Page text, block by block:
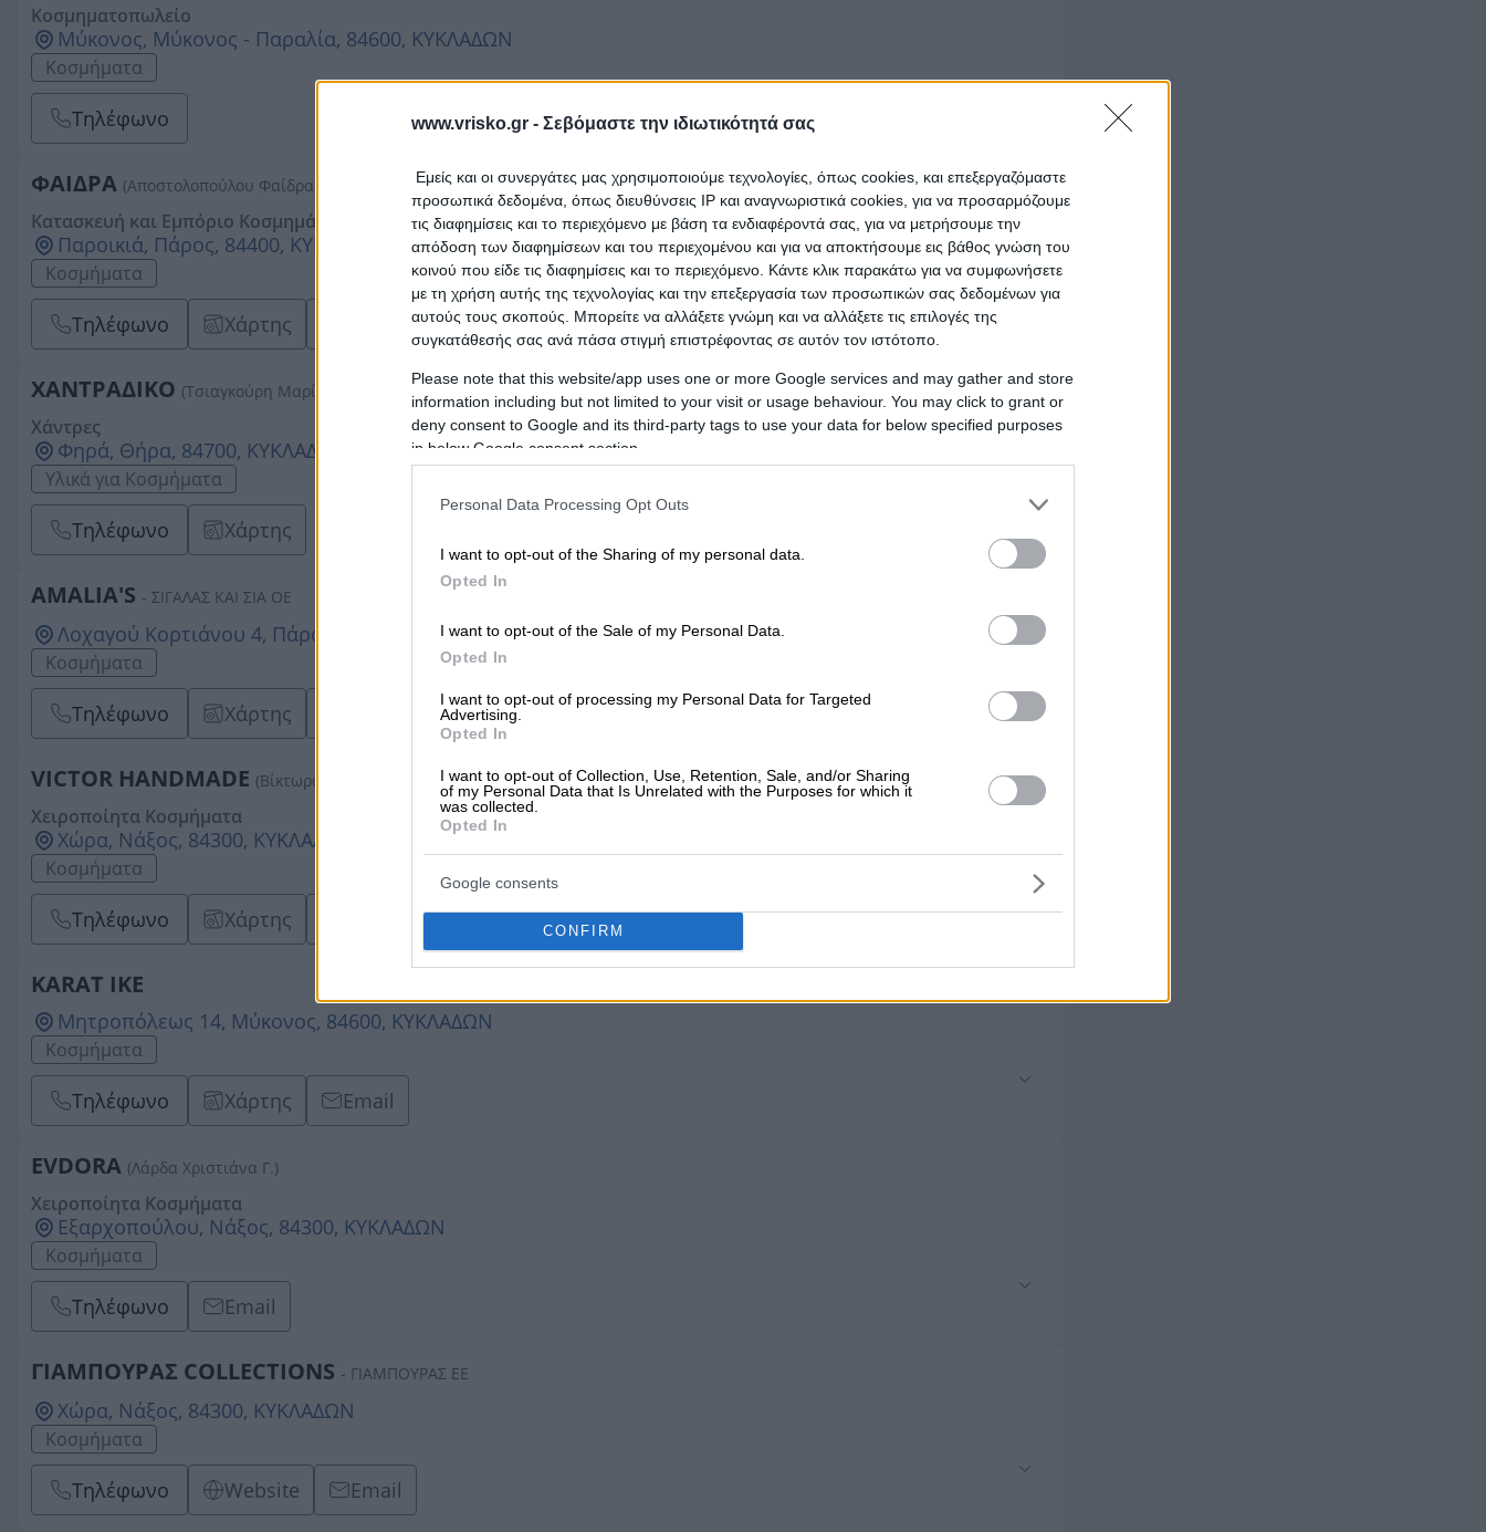
www.vrisko.gr - Σεβόμαστε την ιδιωτικότητά σας
Εμείς και οι συνεργάτες μας χρησιμοποιούμε τεχνολογίες, όπως cookies, και επεξεργαζόμαστε
προσωπικά δεδομένα, όπως διευθύνσεις IP και αναγνωριστικά cookies, για να προσαρμόζουμε
τις διαφημίσεις και το περιεχόμενο με βάση τα ενδιαφέροντά σας, για να μετρήσουμε την
απόδοση των διαφημίσεων και του περιεχομένου και για να αποκτήσουμε εις βάθος γνώση του
κοινού που είδε τις διαφημίσεις και το περιεχόμενο. Κάντε κλικ παρακάτω για να συμφωνήσετε
με τη χρήση αυτής της τεχνολογίας και την επεξεργασία των προσωπικών σας δεδομένων για
αυτούς τους σκοπούς. Μπορείτε να αλλάξετε γνώμη και να αλλάξετε τις επιλογές της
συγκατάθεσής σας ανά πάσα στιγμή επιστρέφοντας σε αυτόν τον ιστότοπο.
Please note that this website/app uses one or more Google services and may gather and store
information including but not limited to your visit or usage behaviour. You may click to grant or
deny consent to Google and its third-party tags to use your data for below specified purposes
in below Google consent section.
Personal Data Processing Opt Outs
I want to opt-out of the Sharing of my personal data.
Opted In
I want to opt-out of the Sale of my Personal Data.
Opted In
I want to opt-out of processing my Personal Data for Targeted
Advertising.
Opted In
I want to opt-out of Collection, Use, Retention, Sale, and/or Sharing
of my Personal Data that Is Unrelated with the Purposes for which it
was collected.
Opted In
Google consents
CONFIRM
Κοσμηματοπωλείο
Μύκονος, Μύκονος - Παραλία, 84600, ΚΥΚΛΑΔΩΝ
Κοσμήματα
Τηλέφωνο
ΦΑΙΔΡΑ (Αποστολοπούλου Φαίδρα Κ.)
Κατασκευή και Εμπόριο Κοσμημάτων
Παροικιά, Πάρος, 84400, ΚΥΚΛΑΔΩΝ
Κοσμήματα
Τηλέφωνο Χάρτης
ΧΑΝΤΡΑΔΙΚΟ (Τσιαγκούρη Μαρίνα Ε.)
Χάντρες
Φηρά, Θήρα, 84700, ΚΥΚΛΑΔΩΝ
Υλικά για Κοσμήματα
Τηλέφωνο Χάρτης
AMALIA'S - ΣΙΓΑΛΑΣ ΚΑΙ ΣΙΑ ΟΕ
Λοχαγού Κορτιάνου 4, Πάρος, 84400, ΚΥΚΛΑΔΩΝ
Κοσμήματα
Τηλέφωνο Χάρτης
VICTOR HANDMADE (Βίκτωρος Μαρία)
Χειροποίητα Κοσμήματα
Χώρα, Νάξος, 84300, ΚΥΚΛΑΔΩΝ
Κοσμήματα
Τηλέφωνο Χάρτης
KARAT IKE
Μητροπόλεως 14, Μύκονος, 84600, ΚΥΚΛΑΔΩΝ
Κοσμήματα
Τηλέφωνο Χάρτης Email
EVDORA (Λάρδα Χριστιάνα Γ.)
Χειροποίητα Κοσμήματα
Εξαρχοπούλου, Νάξος, 84300, ΚΥΚΛΑΔΩΝ
Κοσμήματα
Τηλέφωνο Email
ΓΙΑΜΠΟΥΡΑΣ COLLECTIONS - ΓΙΑΜΠΟΥΡΑΣ ΕΕ
Χώρα, Νάξος, 84300, ΚΥΚΛΑΔΩΝ
Κοσμήματα
Τηλέφωνο Website Email